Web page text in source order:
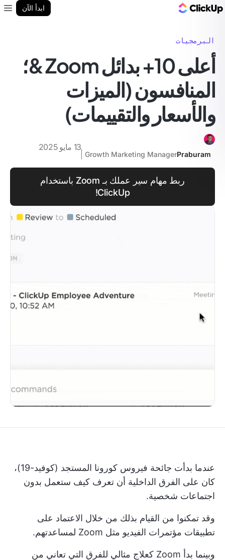
ابدأ الآن
البرمجيات
أعلى 10+ بدائل Zoom &؛
المنافسون (الميزات
والأسعار والتقييمات)
Praburam
Growth Marketing Manager
13 مايو 2025
ربط مهام سير عملك بـ Zoom باستخدام
ClickUp!
عندما بدأت جائحة فيروس كورونا المستجد (كوفيد-19)،
كان على الفرق الداخلية أن تعرف كيف ستعمل بدون
اجتماعات شخصية.
وقد تمكنوا من القيام بذلك من خلال الاعتماد على
تطبيقات مؤتمرات الفيديو مثل Zoom لمساعدتهم.
وبينما بدأ Zoom كعلاج مثالي للفرق التي تعاني من